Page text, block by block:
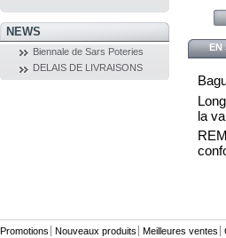
NEWS
Biennale de Sars Poteries
DELAIS DE LIVRAISONS
EN
la
Promotions Nouveaux produits Meilleures ventes